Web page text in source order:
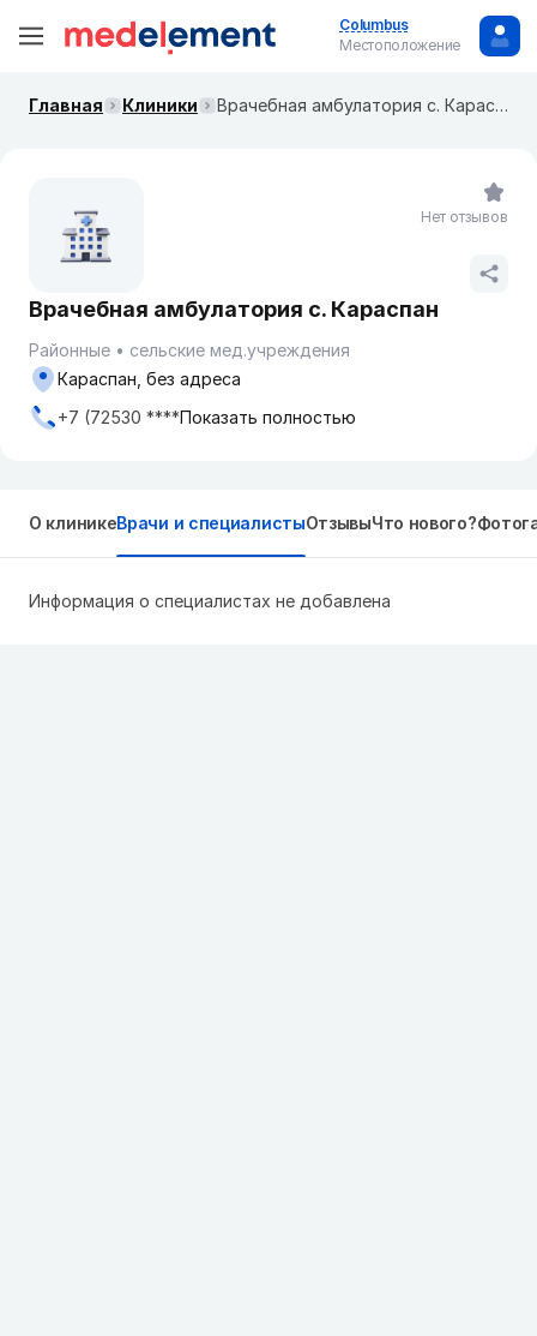
Columbus
Местоположение
Главная Клиники Врачебная амбулатория с. Караспан
Врачебная амбулатория с. Караспан
Районные
сельские мед.учреждения
Караспан, без адреса
+7 (72530 ****Показать полностью
Нет отзывов
О клиникеВрачи и специалистыОтзывыЧто нового?
Информация о специалистах не добавлена